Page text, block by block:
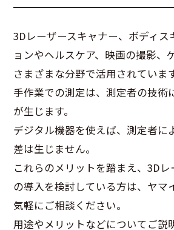
3Dレーザースキャナー、ボディス
ョンやヘルスケア、映画の撮影、
さまざまな分野で活用されています
手作業での測定は、測定者の技術
が生じます。
デジタル機器を使えば、測定者に
差は生じません。
これらのメリットを踏まえ、3D
の導入を検討している方は、ヤマ
気軽にご相談ください。
用途やメリットなどについてご説